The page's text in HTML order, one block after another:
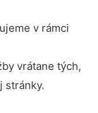
v rámci
vrátane tých,
stránky.